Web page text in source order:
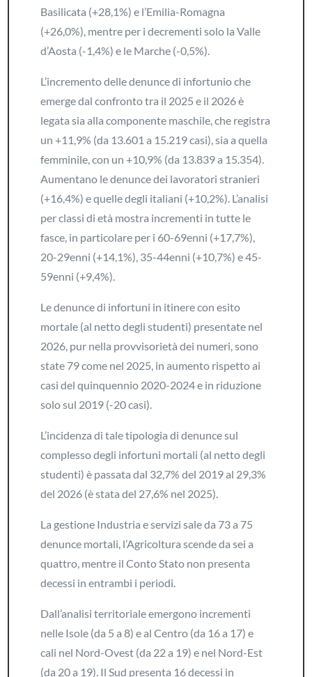
Basilicata (+28,1%) e l’Emilia-Romagna
(+26,0%), mentre per i decrementi solo la Valle
d’Aosta (-1,4%) e le Marche (-0,5%).
L’incremento delle denunce di infortunio che
emerge dal confronto tra il 2025 e il 2026 è
legata sia alla componente maschile, che registra
un +11,9% (da 13.601 a 15.219 casi), sia a quella
femminile, con un +10,9% (da 13.839 a 15.354).
Aumentano le denunce dei lavoratori stranieri
(+16,4%) e quelle degli italiani (+10,2%). L’analisi
per classi di età mostra incrementi in tutte le
fasce, in particolare per i 60-69enni (+17,7%),
20-29enni (+14,1%), 35-44enni (+10,7%) e 45-
59enni (+9,4%).
Le denunce di infortuni in itinere con esito
mortale (al netto degli studenti) presentate nel
2026, pur nella provvisorietà dei numeri, sono
state 79 come nel 2025, in aumento rispetto ai
casi del quinquennio 2020-2024 e in riduzione
solo sul 2019 (-20 casi).
L’incidenza di tale tipologia di denunce sul
complesso degli infortuni mortali (al netto degli
studenti) è passata dal 32,7% del 2019 al 29,3%
del 2026 (è stata del 27,6% nel 2025).
La gestione Industria e servizi sale da 73 a 75
denunce mortali, l’Agricoltura scende da sei a
quattro, mentre il Conto Stato non presenta
decessi in entrambi i periodi.
Dall’analisi territoriale emergono incrementi
nelle Isole (da 5 a 8) e al Centro (da 16 a 17) e
cali nel Nord-Ovest (da 22 a 19) e nel Nord-Est
(da 20 a 19). Il Sud presenta 16 decessi in